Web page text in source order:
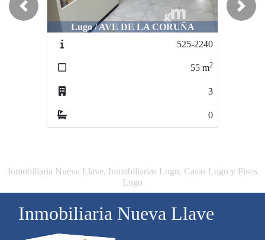
Lugo / AVE DE LA CORUÑA
525-2240
2
Lugo / PIRINGALLA
714-C2417
Previous Next
Inmobiliaria Nueva Llave, Inmobiliarias Lugo, Casas Lugo y Pisos
Lugo
Inmobiliaria Nueva Llave